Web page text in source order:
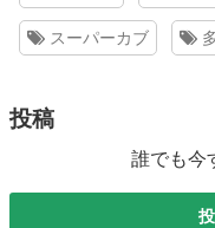
スーパーカブ
投稿
誰でも今